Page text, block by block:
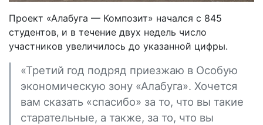
Проект «Алабуга — Композит» начался с 845
студентов, и в течение двух недель число
участников увеличилось до указанной цифры.
«Третий год подряд приезжаю в Особую
экономическую зону «Алабуга». Хочется
вам сказать «спасибо» за то, что вы такие
старательные, а также, за то, что вы